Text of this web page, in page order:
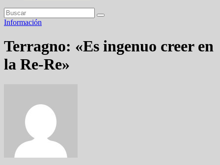
Información
Terragno: «Es ingenuo creer en
la Re-Re»